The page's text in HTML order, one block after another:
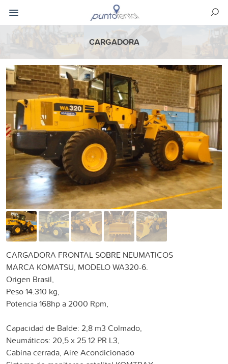
CARGADORA
CARGADORA FRONTAL SOBRE NEUMATICOS
MARCA KOMATSU, MODELO WA320-6.
Origen Brasil,
Peso 14.310 kg,
Potencia 168hp a 2000 Rpm,
Capacidad de Balde: 2,8 m3 Colmado,
Neumáticos: 20,5 x 25 12 PR L3,
Cabina cerrada, Aire Acondicionado